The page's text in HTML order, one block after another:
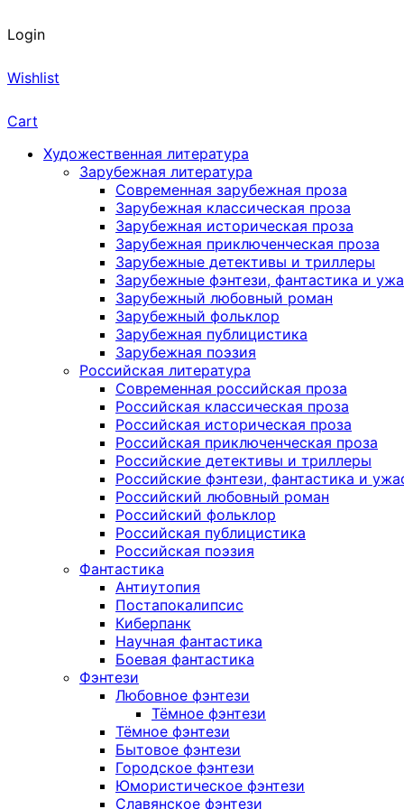
Login
Wishlist
Cart
Художественная литература
Зарубежная литература
Современная зарубежная проза
Зарубежная классическая проза
Зарубежная историческая проза
Зарубежная приключенческая проза
Зарубежные детективы и триллеры
Зарубежные фэнтези, фантастика и
Зарубежный любовный роман
Зарубежный фольклор
Зарубежная публицистика
Зарубежная поэзия
Российская литература
Современная российская проза
Российская классическая проза
Российская историческая проза
Российская приключенческая проза
Российские детективы и триллеры
Российские фэнтези, фантастика и
Российский любовный роман
Российский фольклор
Российская публицистика
Российская поэзия
Фантастика
Антиутопия
Постапокалипсис
Киберпанк
Научная фантастика
Боевая фантастика
Фэнтези
Любовное фэнтези
Тёмное фэнтези
Тёмное фэнтези
Бытовое фэнтези
Городское фэнтези
Юмористическое фэнтези
Славянское фэнтези